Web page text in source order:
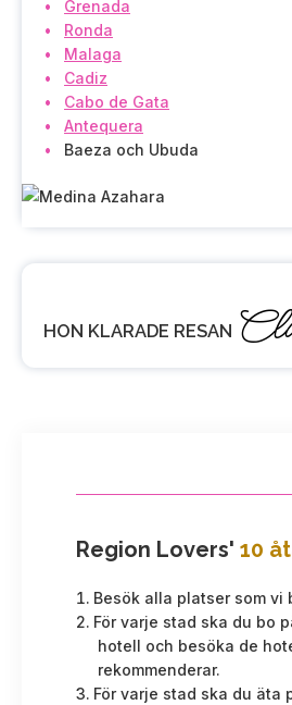
Grenada
Ronda
Malaga
Cadiz
Cabo de Gata
Antequera
Baeza och Ubuda
HON KLARADE RESAN
Region Lovers' 10
Besök alla platser som vi
För varje stad ska du bo
hotell och besöka de
rekommenderar.
För varje stad ska du äta